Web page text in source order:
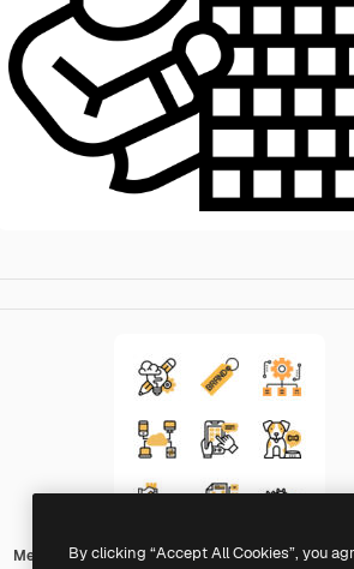
Meticulous Yellow shadow
By clicking “Accept All Cookies”, you